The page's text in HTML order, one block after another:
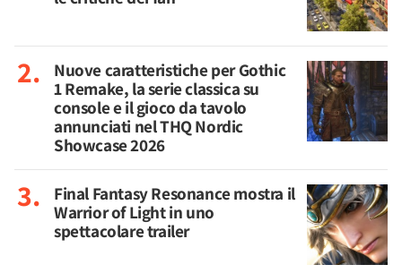
Nuove caratteristiche per Gothic
1 Remake, la serie classica su
console e il gioco da tavolo
annunciati nel THQ Nordic
Showcase 2026
Final Fantasy Resonance mostra il
Warrior of Light in uno
spettacolare trailer